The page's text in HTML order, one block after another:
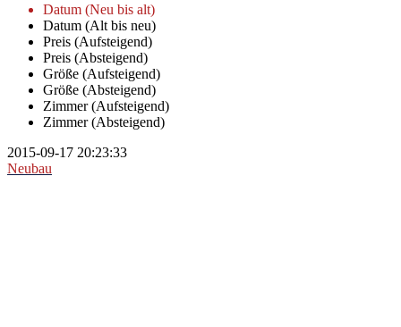
Datum (Neu bis alt)
Datum (Alt bis neu)
Preis (Aufsteigend)
Preis (Absteigend)
Größe (Aufsteigend)
Größe (Absteigend)
Zimmer (Aufsteigend)
Zimmer (Absteigend)
2015-09-17 20:23:33
Neubau